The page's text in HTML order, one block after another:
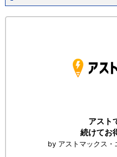
アスト
続けてお
by アストマックス・